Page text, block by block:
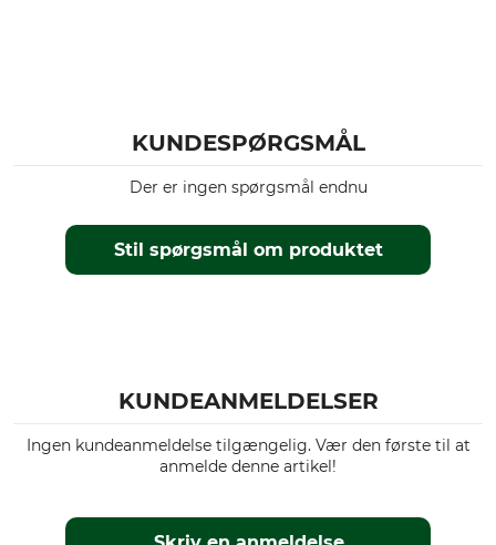
KUNDESPØRGSMÅL
Stil spørgsmål om produktet
Der er ingen spørgsmål endnu
KUNDEANMELDELSER
Ingen kundeanmeldelse tilgængelig. Vær den første til at
anmelde denne artikel!